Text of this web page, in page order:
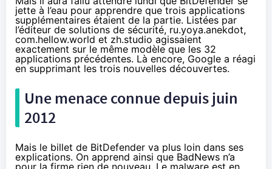
jette à l’eau pour apprendre que trois applications
supplémentaires étaient de la partie. Listées par
l’éditeur de solutions de sécurité, ru.yoya.anekdot,
com.hellow.world et zh.studio agissaient
exactement sur le même modèle que les 32
applications précédentes. Là encore, Google a réagi
en supprimant les trois nouvelles découvertes.
Une menace connue depuis juin
2012
Mais le billet de BitDefender va plus loin dans ses
explications. On apprend ainsi que BadNews n’a